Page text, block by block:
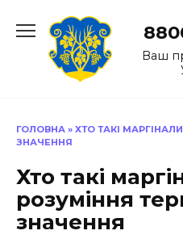
до
Ваш
ГОЛОВНА » ХТО ТАКІ
ЗНАЧЕННЯ
Хто такі
розуміння
значення